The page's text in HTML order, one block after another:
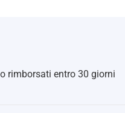
rimborsati entro 30 giorni